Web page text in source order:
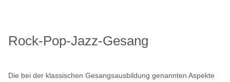
Rock-Pop-Jazz-Gesang
Die bei der klassischen Gesangsausbildung genannten Aspekte